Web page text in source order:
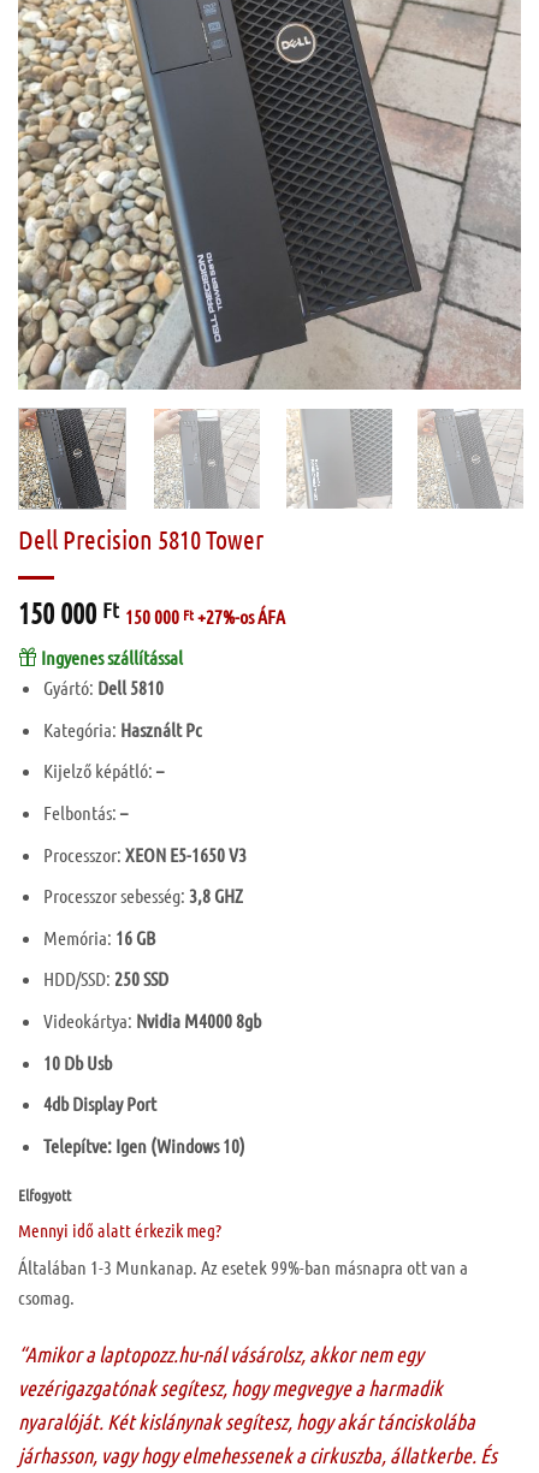
Dell Precision 5810 Tower
150 000 Ft 150 000 Ft+27%-os ÁFA
Ingyenes szállítással
Gyártó: Dell 5810
Kategória: Használt Pc
Kijelző képátló: –
Felbontás: –
Processzor: XEON E5-1650 V3
Processzor sebesség: 3,8 GHZ
Memória: 16 GB
HDD/SSD: 250 SSD
Videokártya: Nvidia M4000 8gb
10 Db Usb
4db Display Port
Telepítve: Igen (Windows 10)
Elfogyott
Mennyi idő alatt érkezik meg?
Általában 1-3 Munkanap. Az esetek 99%-ban másnapra ott van a
csomag.
“Amikor a laptopozz.hu-nál vásárolsz, akkor nem egy
vezérigazgatónak segítesz, hogy megvegye a harmadik
nyaralóját. Két kislánynak segítesz, hogy akár tánciskolába
járhasson, vagy hogy elmehessenek a cirkuszba, állatkerbe. És